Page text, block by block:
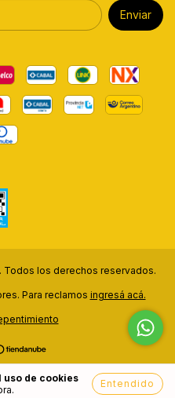
uso de cookies
Entendido
Todos los derechos reservados.
Para reclamos ingresá acá.